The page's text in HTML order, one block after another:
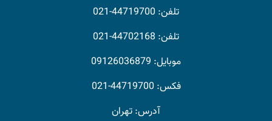
تلفن: 44719700-021
تلفن: 44702168-021
موبایل: 09126036879
فکس: 44719700-021
آدرس: تهران